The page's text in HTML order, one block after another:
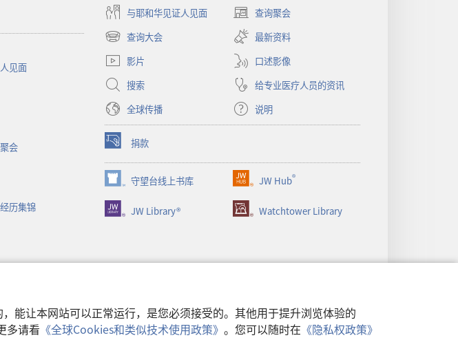
能让本网站可以正常运行，是您必须接受的。其他用于提升浏览体验的
多请看 《全球Cookies和类似技术使用政策》 。您可以随时在 《隐私权政策》
见面
会
历集锦
与耶和华见证人见面 查询聚会
（打
开
新
窗
口）
查询大会
（打
开
新
窗
口）
最新资料
影片
口述影像
搜索
给专业医疗人员的资讯
全球传播
说明
捐款
（打
开
新
窗
口）
守望台线上书库
（打
开
新
JW Hub®
（打
开
新
JW Library® Watchtower Library